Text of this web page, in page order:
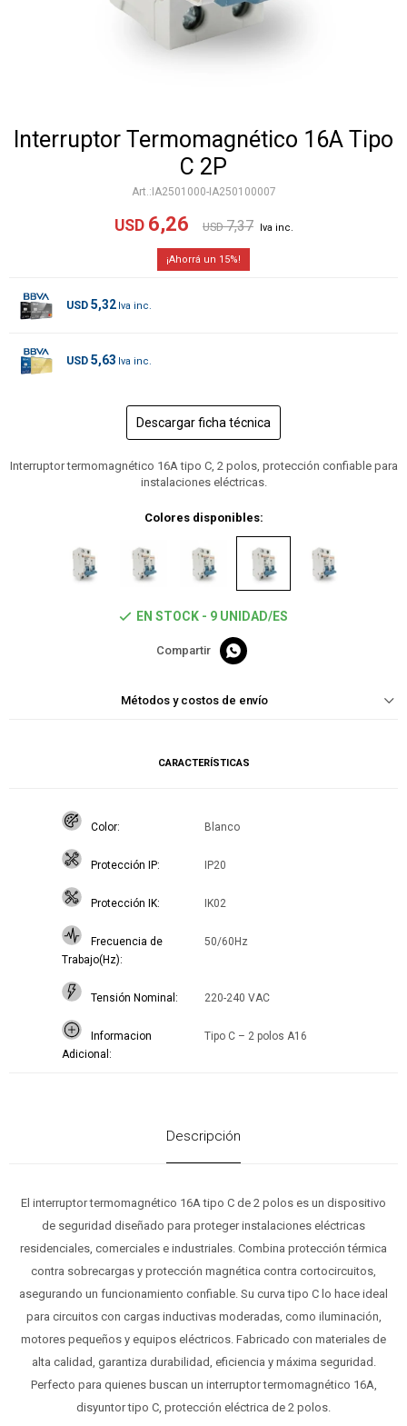
Interruptor Termomagnético 16A Tipo
C 2P
IA2501000-IA250100007
USD 6,26 USD 7,37
15
USD 5,32
USD 5,63
Descargar ficha técnica
Interruptor termomagnético 16A tipo C, 2 polos, protección confiable para
instalaciones eléctricas.
Colores disponibles:
EN STOCK - 9 UNIDAD/ES

Métodos y costos de envío
CARACTERÍSTICAS
Color Blanco
Protección IP IP20
Protección IK IK02
Frecuencia de
Trabajo(Hz)
50/60Hz
Tensión Nominal 220-240 VAC
Informacion
Adicional
Tipo C – 2 polos A16
Descripción
El interruptor termomagnético 16A tipo C de 2 polos es un dispositivo
de seguridad diseñado para proteger instalaciones eléctricas
residenciales, comerciales e industriales. Combina protección térmica
contra sobrecargas y protección magnética contra cortocircuitos,
asegurando un funcionamiento confiable. Su curva tipo C lo hace ideal
para circuitos con cargas inductivas moderadas, como iluminación,
motores pequeños y equipos eléctricos. Fabricado con materiales de
alta calidad, garantiza durabilidad, eficiencia y máxima seguridad.
Perfecto para quienes buscan un interruptor termomagnético 16A,
disyuntor tipo C, protección eléctrica de 2 polos.